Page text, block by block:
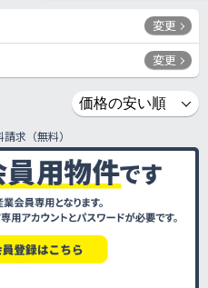
変更
変更
求（無料）